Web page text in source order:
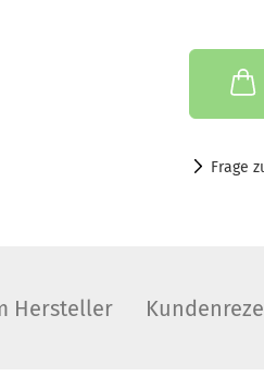
Frage
Hersteller